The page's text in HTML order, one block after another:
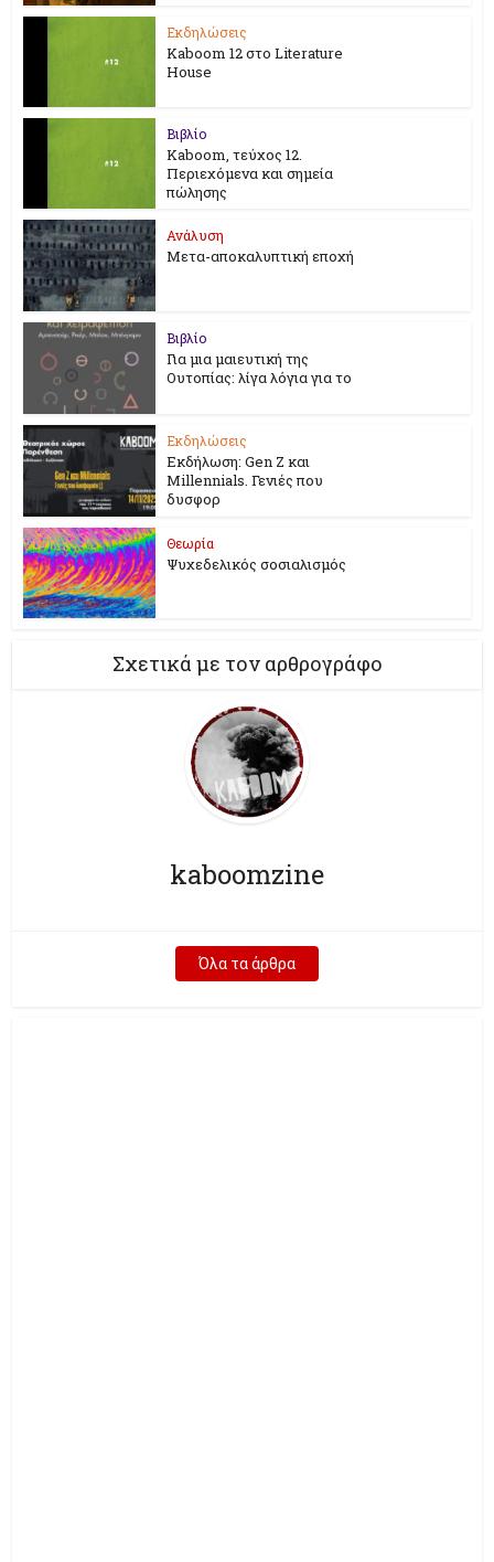
Εκδηλώσεις
Kaboom 12 στο Literature
House
Βιβλίο
Kaboom, τεύχος 12.
Περιεχόμενα και σημεία
πώλησης
Ανάλυση
Μετα-αποκαλυπτική εποχή
Βιβλίο
Για μια μαιευτική της
Ουτοπίας: λίγα λόγια για το
Εκδηλώσεις
Εκδήλωση: Gen Z και
Millennials. Γενιές που
δυσφορ
Θεωρία
Ψυχεδελικός σοσιαλισμός
Σχετικά με τον αρθρογράφο
kaboomzine
Όλα τα άρθρα